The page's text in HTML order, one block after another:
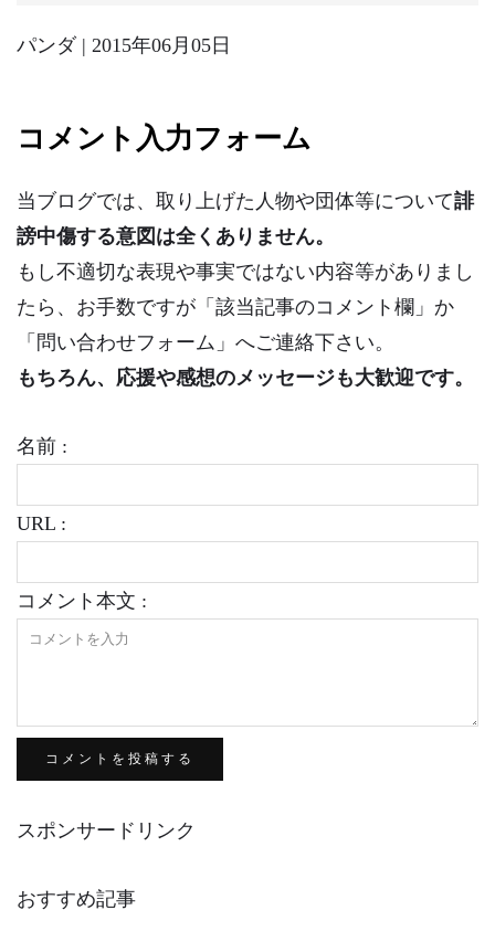
パンダ | 2015年06月05日
コメント入力フォーム
当ブログでは、取り上げた人物や団体等について誹
謗中傷する意図は全くありません。
もし不適切な表現や事実ではない内容等がありまし
たら、お手数ですが「該当記事のコメント欄」か
「問い合わせフォーム」へご連絡下さい。
もちろん、応援や感想のメッセージも大歓迎です。
名前 :
URL :
コメント本文 :
スポンサードリンク
おすすめ記事